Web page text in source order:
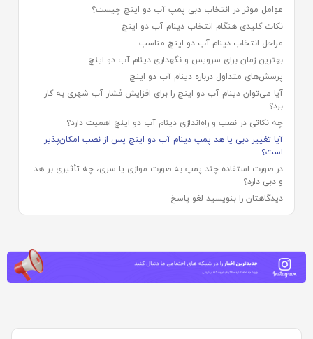
عوامل موثر در انتخاب دبی پمپ آب دو اینچ چیست؟
نکات کلیدی هنگام انتخاب دینام آب دو اینچ
مراحل انتخاب دینام آب دو اینچ مناسب
بهترین زمان برای سرویس و نگهداری دینام آب دو اینچ
پرسش‌های متداول درباره دینام آب دو اینچ
آیا می‌توان دینام آب دو اینچ را برای افزایش فشار آب شهری به کار
برد؟
چه نکاتی در نصب و راه‌اندازی دینام آب دو اینچ اهمیت دارد؟
آیا تغییر دبی یا هد پمپ دینام آب دو اینچ پس از نصب امکان‌پذیر
است؟
در صورت استفاده چند پمپ به صورت موازی یا سری، چه تأثیری بر هد
و دبی دارد؟
دیدگاهتان را بنویسید لغو پاسخ